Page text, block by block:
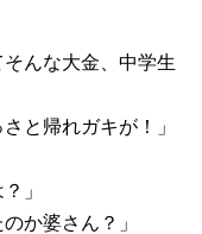
そんな大金、中学生
と帰れガキが！」
」
か婆さん？」